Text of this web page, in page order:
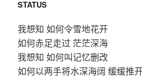
STATUS
我想知 如何令雪地花开
如何赤足走过 茫茫深海
我想知 如何叫记忆删改
如何以两手将水深海阔 缓缓推